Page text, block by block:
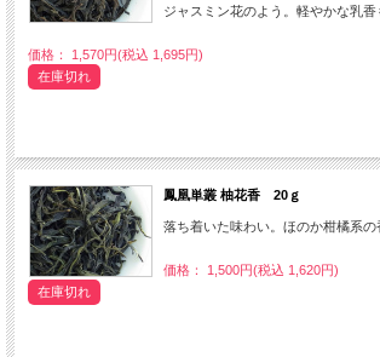
ジャスミン花のよう。軽やかな乳香
価格： 1,570円(税込 1,695円)
在庫切れ
鳳凰単叢 柚花香 20ｇ
落ち着いた味わい。ほのか柑橘系の
価格： 1,500円(税込 1,620円)
在庫切れ